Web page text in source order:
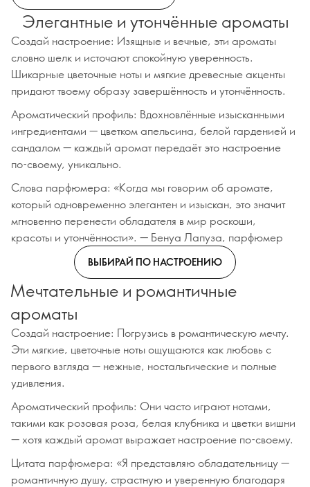
Элегантные и утончённые ароматы
Создай настроение: Изящные и вечные, эти ароматы
словно шелк и источают спокойную уверенность.
Шикарные цветочные ноты и мягкие древесные акценты
придают твоему образу завершённость и утончённость.
Ароматический профиль: Вдохновлённые изысканными
ингредиентами — цветком апельсина, белой гарденией и
сандалом — каждый аромат передаёт это настроение
по-своему, уникально.
Слова парфюмера: «Когда мы говорим об аромате,
который одновременно элегантен и изыскан, это значит
мгновенно перенести обладателя в мир роскоши,
красоты и утончённости». — Бенуа Лапуза, парфюмер
ВЫБИРАЙ ПО НАСТРОЕНИЮ
Мечтательные и романтичные
ароматы
Создай настроение: Погрузись в романтическую мечту.
Эти мягкие, цветочные ноты ощущаются как любовь с
первого взгляда — нежные, ностальгические и полные
удивления.
Ароматический профиль: Они часто играют нотами,
такими как розовая роза, белая клубника и цветки вишни
— хотя каждый аромат выражает настроение по-своему.
Цитата парфюмера: «Я представляю обладательницу —
романтичную душу, страстную и уверенную благодаря